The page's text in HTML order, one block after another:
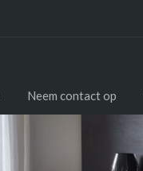
Neem contact op